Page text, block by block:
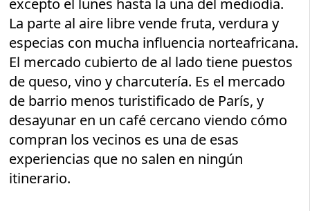
La parte al aire libre vende fruta, verdura y
especias con mucha influencia norteafricana.
El mercado cubierto de al lado tiene puestos
de queso, vino y charcutería. Es el mercado
de barrio menos turistificado de París, y
desayunar en un café cercano viendo cómo
compran los vecinos es una de esas
experiencias que no salen en ningún
itinerario.